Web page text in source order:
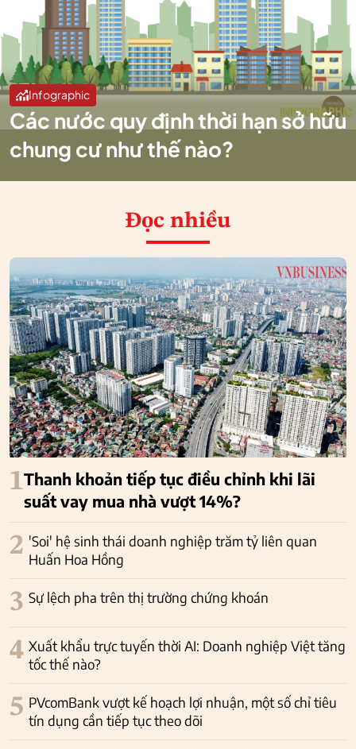
Infographic
Các nước quy định thời hạn sở hữu
chung cư như thế nào?
Đọc nhiều
1Thanh khoản tiếp tục điều chỉnh khi lãi
suất vay mua nhà vượt 14%?
2 'Soi' hệ sinh thái doanh nghiệp trăm tỷ liên quan
Huấn Hoa Hồng
3 Sự lệch pha trên thị trường chứng khoán
4 Xuất khẩu trực tuyến thời AI: Doanh nghiệp Việt tăng
tốc thế nào?
5 PVcomBank vượt kế hoạch lợi nhuận, một số chỉ tiêu
tín dụng cần tiếp tục theo dõi